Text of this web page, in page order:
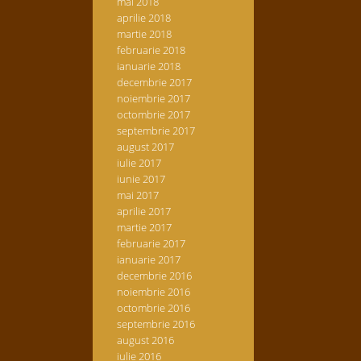
aprilie 2018
martie 2018
februarie 2018
ianuarie 2018
decembrie 2017
noiembrie 2017
octombrie 2017
septembrie 2017
august 2017
iulie 2017
iunie 2017
mai 2017
aprilie 2017
martie 2017
februarie 2017
ianuarie 2017
decembrie 2016
noiembrie 2016
octombrie 2016
septembrie 2016
august 2016
iulie 2016